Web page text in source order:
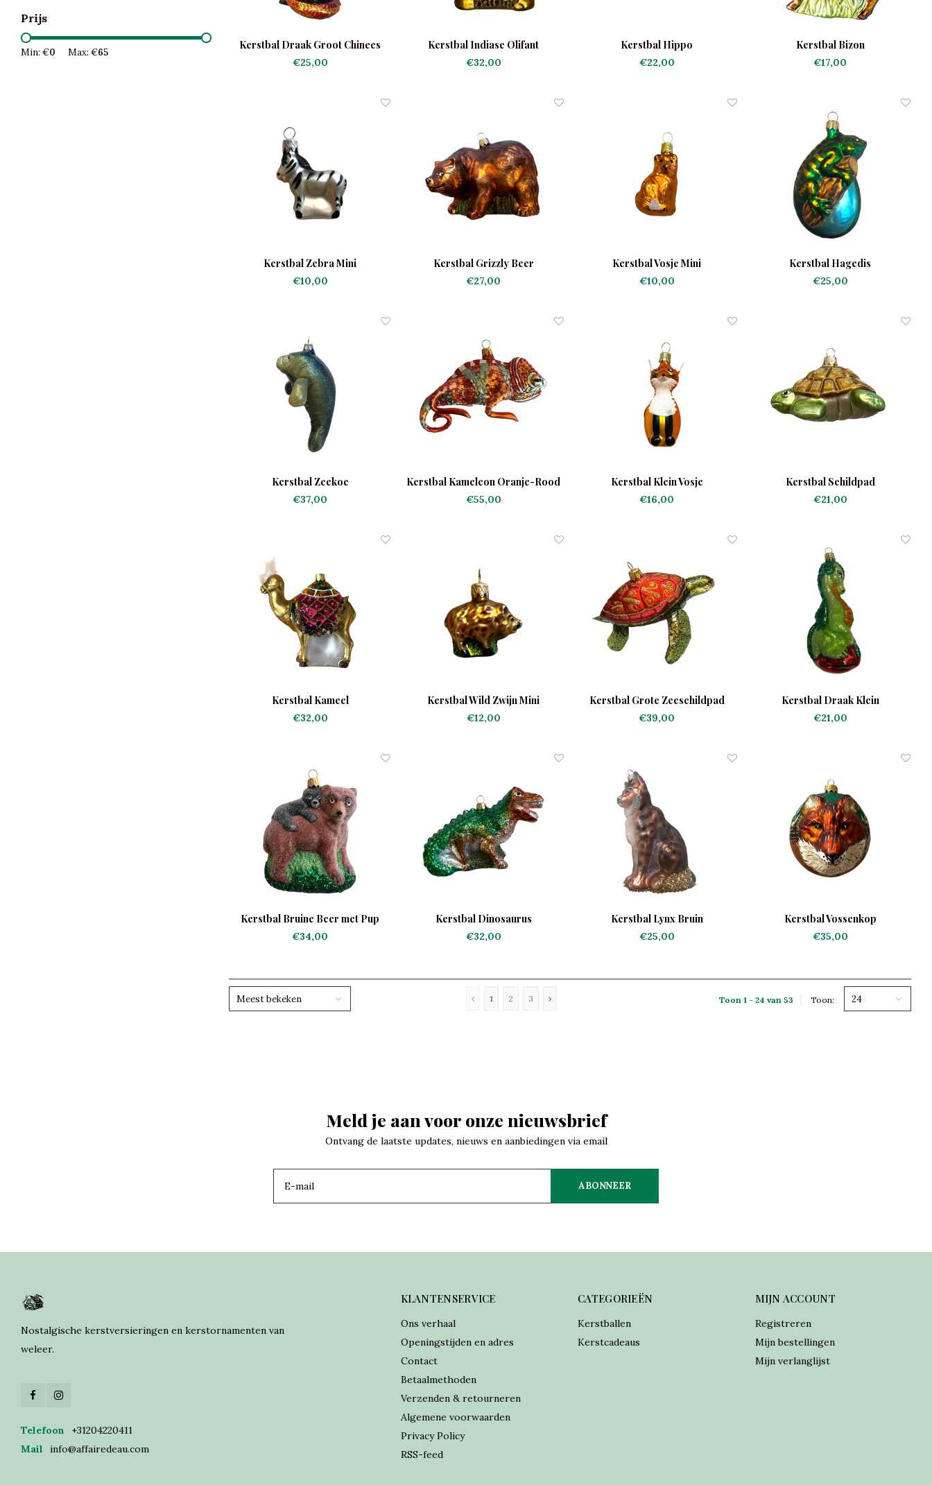
Prijs
Min: €0 Max: €65
Kerstbal Draak Groot Chinees
€25,00
Kerstbal Indiase Olifant
€32,00
Kerstbal Hippo
€22,00
Kerstbal Bizon
€17,00
Kerstbal Zebra Mini
€10,00
Kerstbal Grizzly Beer
€27,00
Kerstbal Vosje Mini
€10,00
Kerstbal Hagedis
€25,00
Kerstbal Zeekoe
€37,00
Kerstbal Kameleon Oranje-Rood
€55,00
Kerstbal Klein Vosje
€16,00
Kerstbal Schildpad
€21,00
Kerstbal Kameel
€32,00
Kerstbal Wild Zwijn Mini
€12,00
Kerstbal Grote Zeeschildpad
Rood
€39,00
Kerstbal Draak Klein
€21,00
Kerstbal Bruine Beer met Pup
€34,00
Kerstbal Dinosaurus
€32,00
Kerstbal Lynx Bruin
€25,00
Kerstbal Vossenkop
€35,00
Meest bekeken 1 2 3 Toon 1 - 24 van 53 Toon: 24
Meld je aan voor onze nieuwsbrief
Ontvang de laatste updates, nieuws en aanbiedingen via email
ABONNEER
Nostalgische kerstversieringen en kerstornamenten van
weleer.
Telefoon
+31204220411
Mail
info@affairedeau.com
KLANTENSERVICE
Ons verhaal
Openingstijden en adres
Contact
Betaalmethoden
Verzenden & retourneren
Algemene voorwaarden
Privacy Policy
RSS-feed
CATEGORIEËN
Kerstballen
Kerstcadeaus
MIJN ACCOUNT
Registreren
Mijn bestellingen
Mijn verlanglijst